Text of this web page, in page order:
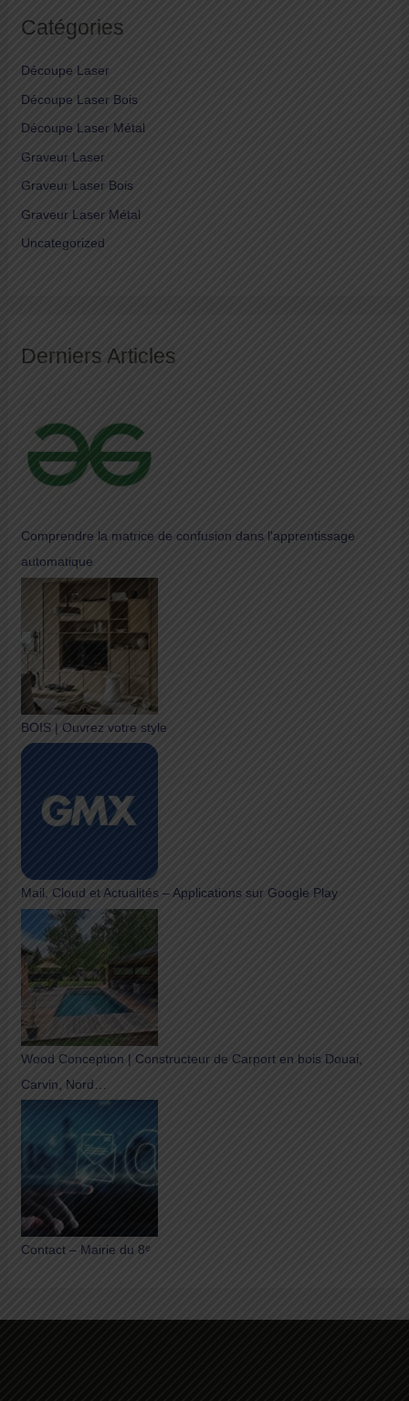
Catégories
Découpe Laser
Découpe Laser Bois
Découpe Laser Métal
Graveur Laser
Graveur Laser Bois
Graveur Laser Métal
Uncategorized
Derniers Articles
Comprendre la matrice de confusion dans l'apprentissage
automatique
BOIS | Ouvrez votre style
Mail, Cloud et Actualités – Applications sur Google Play
Wood Conception | Constructeur de Carport en bois Douai,
Carvin, Nord…
Contact – Mairie du 8ᵉ